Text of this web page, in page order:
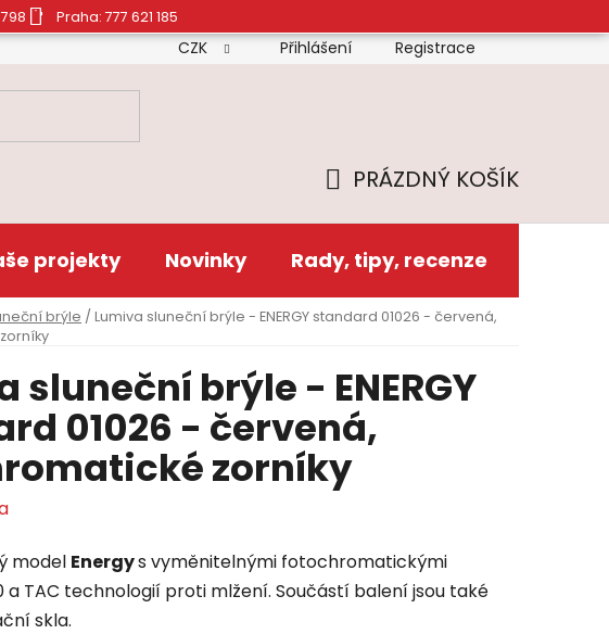
Praha: 777 621 185
Doprava Platba Reklamační řád
CZK Přihlášení Registrace
KOŠÍK
PRÁZDNÝ KOŠÍK
projekty Novinky Rady, tipy, recenze
brýle / Lumiva sluneční brýle - ENERGY standard 01026 - červená,
sluneční brýle - ENERGY
01026 - červená,
zorníky
model Energys vyměnitelnými fotochromatickými
a TAC technologií proti mlžení. Součástí balení jsou také
skla.